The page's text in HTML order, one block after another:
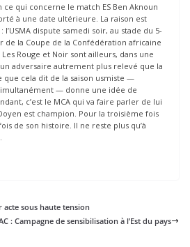
ce qui concerne le match ES Ben Aknoun
à une date ultérieure. La raison est
l’USMA dispute samedi soir, au stade du 5-
de la Coupe de la Confédération africaine
Rouge et Noir sont ailleurs, dans une
adversaire autrement plus relevé que la
que cela dit de la saison usmiste —
— donne une idée de
c’est le MCA qui va faire parler de lui
est champion. Pour la troisième fois
de son histoire. Il ne reste plus qu’à
acte sous haute tension
: Campagne de sensibilisation à l’Est du pays